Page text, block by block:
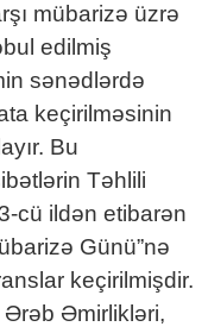
mübarizə üzrə
edilmiş
sənədlərdə
keçirilməsinin
Bu
Təhlili
cü ildən etibarən
Günü”nə
keçirilmişdir.
Əmirlikləri,